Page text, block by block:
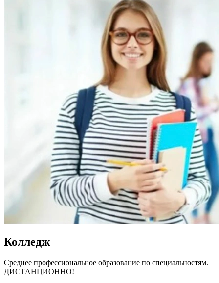
Колледж
Среднее профессиональное образование по специальностям.
ДИСТАНЦИОННО!